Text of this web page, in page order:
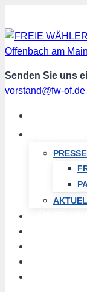
Inhalt
springen
Senden Sie uns
vorstand@fw-of.de